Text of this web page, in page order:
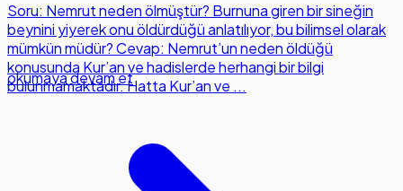
Soru: Nemrut neden ölmüştür? Burnuna giren bir sineğin
beynini yiyerek onu öldürdüğü anlatılıyor, bu bilimsel olarak
mümkün müdür? Cevap: Nemrut’un neden öldüğü
konusunda Kur’an ve hadislerde herhangi bir bilgi
bulunmamaktadır. Hatta Kur’an ve ...
okumaya devam et